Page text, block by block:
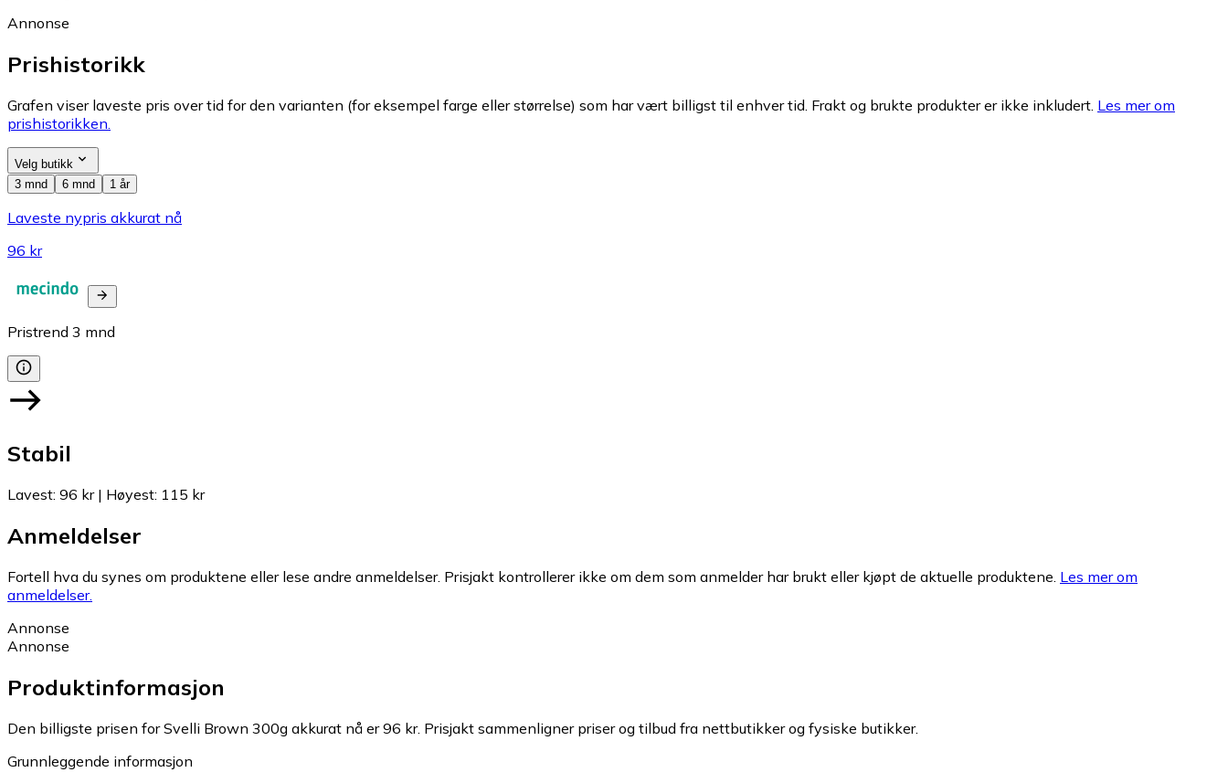
Annonse
Prishistorikk
Grafen viser laveste pris over tid for den varianten (for eksempel farge eller størrelse) som har vært billigst til enhver tid. Frakt og brukte produkter er ikke inkludert. Les mer om
prishistorikken.
Velg butikk
3 mnd
6 mnd 1 år
Laveste nypris akkurat nå
96 kr
Pristrend 3 mnd
Stabil
Lavest: 96 kr| Høyest: 115 kr
Anmeldelser
Fortell hva du synes om produktene eller lese andre anmeldelser. Prisjakt kontrollerer ikke om dem som anmelder har brukt eller kjøpt de aktuelle produktene. Les mer om
anmeldelser.
Annonse
Annonse
Produktinformasjon
Den billigste prisen for Svelli Brown 300g akkurat nå er 96 kr. Prisjakt sammenligner priser og tilbud fra nettbutikker og fysiske butikker.
Grunnleggende informasjon